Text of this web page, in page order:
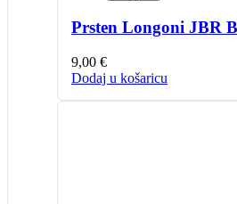
Prsten Longoni JBR
9,00 €
Dodaj u košaricu